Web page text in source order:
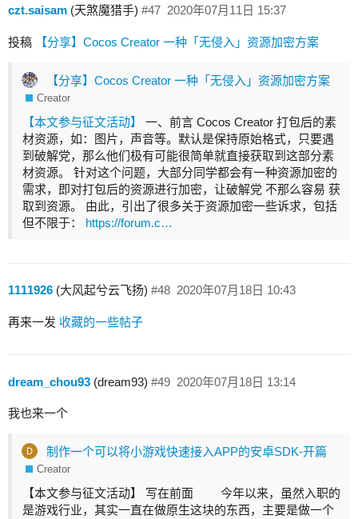
czt.saisam (天煞魔猎手) 2020年07月11日 15:37
#47
投稿 【分享】Cocos Creator 一种「无侵入」资源加密方案
【分享】Cocos Creator 一种「无侵入」资源加密方案
Creator
【本文参与征文活动】
一、前言 Cocos Creator 打包后的素
材资源，如：图片，声音等。默认是保持原始格式，只要遇
到破解党，那么他们极有可能很简单就直接获取到这部分素
材资源。 针对这个问题，大部分同学都会有一种资源加密的
需求，即对打包后的资源进行加密，让破解党 不那么容易 获
取到资源。 由此，引出了很多关于资源加密一些诉求，包括
但不限于： https://forum.c…
1111926 (大风起兮云飞扬) 2020年07月18日 10:43
#48
再来一发 收藏的一些帖子
dream_chou93 (dream93) 2020年07月18日 13:14
#49
我也来一个
制作一个可以将小游戏快速接入APP的安卓SDK-开篇
Creator
【本文参与征文活动】 写在前面 今年以来，虽然入职的
是游戏行业，其实一直在做原生这块的东西，主要是做一个